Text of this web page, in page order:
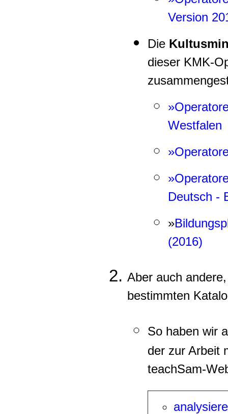
Version
Die
dieser KMK-
Westfalen
Deutsch -
»
(2016)
Aber auch
bestimmten
So haben wir
der zur Arbeit
teachSam-